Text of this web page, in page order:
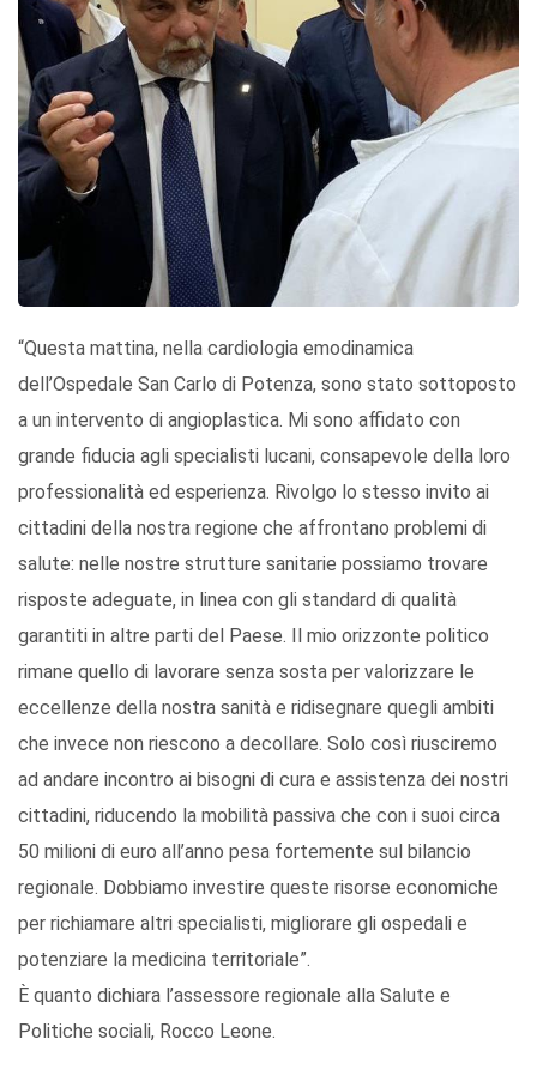
“Questa mattina, nella cardiologia emodinamica
dell’Ospedale San Carlo di Potenza, sono stato sottoposto
a un intervento di angioplastica. Mi sono affidato con
grande fiducia agli specialisti lucani, consapevole della loro
professionalità ed esperienza. Rivolgo lo stesso invito ai
cittadini della nostra regione che affrontano problemi di
salute: nelle nostre strutture sanitarie possiamo trovare
risposte adeguate, in linea con gli standard di qualità
garantiti in altre parti del Paese. Il mio orizzonte politico
rimane quello di lavorare senza sosta per valorizzare le
eccellenze della nostra sanità e ridisegnare quegli ambiti
che invece non riescono a decollare. Solo così riusciremo
ad andare incontro ai bisogni di cura e assistenza dei nostri
cittadini, riducendo la mobilità passiva che con i suoi circa
50 milioni di euro all’anno pesa fortemente sul bilancio
regionale. Dobbiamo investire queste risorse economiche
per richiamare altri specialisti, migliorare gli ospedali e
potenziare la medicina territoriale”.
È quanto dichiara l’assessore regionale alla Salute e
Politiche sociali, Rocco Leone.